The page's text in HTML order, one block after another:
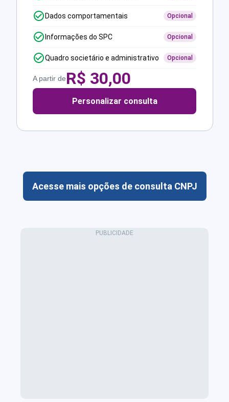
Dados comportamentais Opcional
Informações do SPC Opcional
Quadro societário e administrativo Opcional
A partir deR$ 30,00
Personalizar consulta
Acesse mais opções de consulta CNPJ